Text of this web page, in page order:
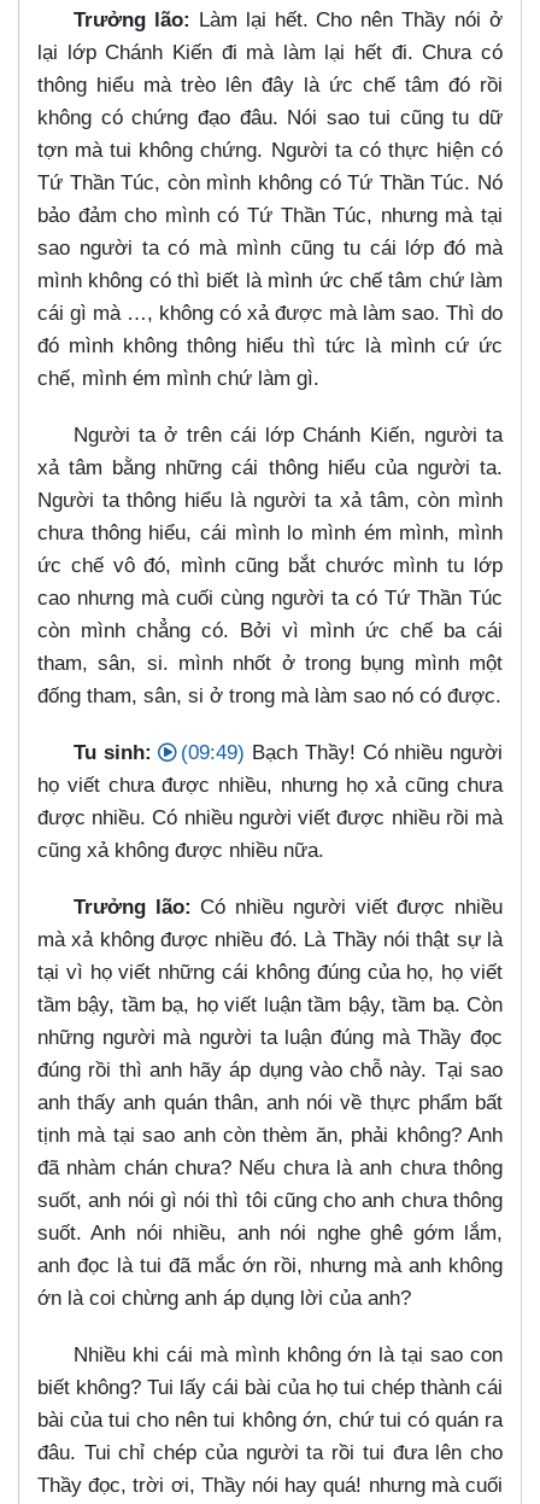
Trưởng lão: Làm lại hết. Cho nên Thầy nói ở
lại lớp Chánh Kiến đi mà làm lại hết đi. Chưa có
thông hiểu mà trèo lên đây là ức chế tâm đó rồi
không có chứng đạo đâu. Nói sao tui cũng tu dữ
tợn mà tui không chứng. Người ta có thực hiện có
Tứ Thần Túc, còn mình không có Tứ Thần Túc. Nó
bảo đảm cho mình có Tứ Thần Túc, nhưng mà tại
sao người ta có mà mình cũng tu cái lớp đó mà
mình không có thì biết là mình ức chế tâm chứ làm
cái gì mà …​, không có xả được mà làm sao. Thì do
đó mình không thông hiểu thì tức là mình cứ ức
chế, mình ém mình chứ làm gì.
Người ta ở trên cái lớp Chánh Kiến, người ta
xả tâm bằng những cái thông hiểu của người ta.
Người ta thông hiểu là người ta xả tâm, còn mình
chưa thông hiểu, cái mình lo mình ém mình, mình
ức chế vô đó, mình cũng bắt chước mình tu lớp
cao nhưng mà cuối cùng người ta có Tứ Thần Túc
còn mình chẳng có. Bởi vì mình ức chế ba cái
tham, sân, si. mình nhốt ở trong bụng mình một
đống tham, sân, si ở trong mà làm sao nó có được.
Tu sinh: (09:49) Bạch Thầy! Có nhiều người
họ viết chưa được nhiều, nhưng họ xả cũng chưa
được nhiều. Có nhiều người viết được nhiều rồi mà
cũng xả không được nhiều nữa.
Trưởng lão: Có nhiều người viết được nhiều
mà xả không được nhiều đó. Là Thầy nói thật sự là
tại vì họ viết những cái không đúng của họ, họ viết
tầm bậy, tầm bạ, họ viết luận tầm bậy, tầm bạ. Còn
những người mà người ta luận đúng mà Thầy đọc
đúng rồi thì anh hãy áp dụng vào chỗ này. Tại sao
anh thấy anh quán thân, anh nói về thực phẩm bất
tịnh mà tại sao anh còn thèm ăn, phải không? Anh
đã nhàm chán chưa? Nếu chưa là anh chưa thông
suốt, anh nói gì nói thì tôi cũng cho anh chưa thông
suốt. Anh nói nhiều, anh nói nghe ghê gớm lắm,
anh đọc là tui đã mắc ớn rồi, nhưng mà anh không
ớn là coi chừng anh áp dụng lời của anh?
Nhiều khi cái mà mình không ớn là tại sao con
biết không? Tui lấy cái bài của họ tui chép thành cái
bài của tui cho nên tui không ớn, chứ tui có quán ra
đâu. Tui chỉ chép của người ta rồi tui đưa lên cho
Thầy đọc, trời ơi, Thầy nói hay quá! nhưng mà cuối